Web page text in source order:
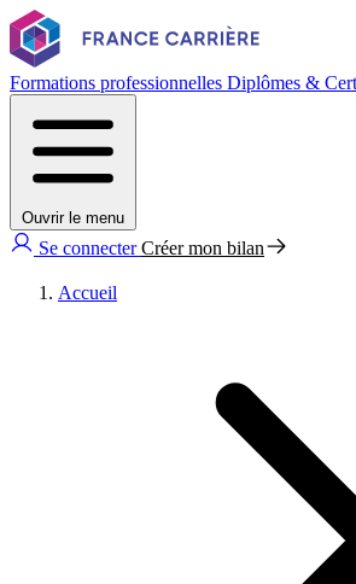
Formations professionnelles Diplômes &
Ouvrir le menu
Se connecterCréer mon bilan
Accueil